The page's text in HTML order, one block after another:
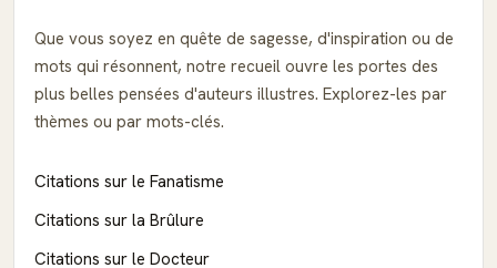
Que vous soyez en quête de sagesse, d'inspiration ou de
mots qui résonnent, notre recueil ouvre les portes des
plus belles pensées d'auteurs illustres. Explorez-les par
thèmes ou par mots-clés.
Citations sur le Fanatisme
Citations sur la Brûlure
Citations sur le Docteur